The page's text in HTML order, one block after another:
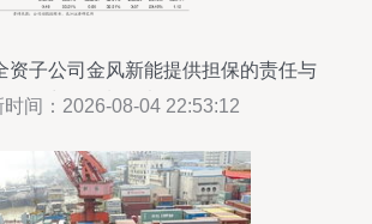
资子公司金风新能提供担保的责任与
出口管制思考
时间：2026-08-04 22:53:12